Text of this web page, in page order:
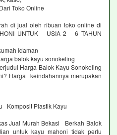
Toko Online
di jual oleh ribuan toko online di
UNTUK USIA 2 6 TAHUN
Idaman
balok kayu sonokeling
Harga Balok Kayu Sonokeling
Harga keindahannya merupakan
Komposit Plastik Kayu
Jual Murah Bekasi Berkah Balok
untuk kayu mahoni tidak perlu